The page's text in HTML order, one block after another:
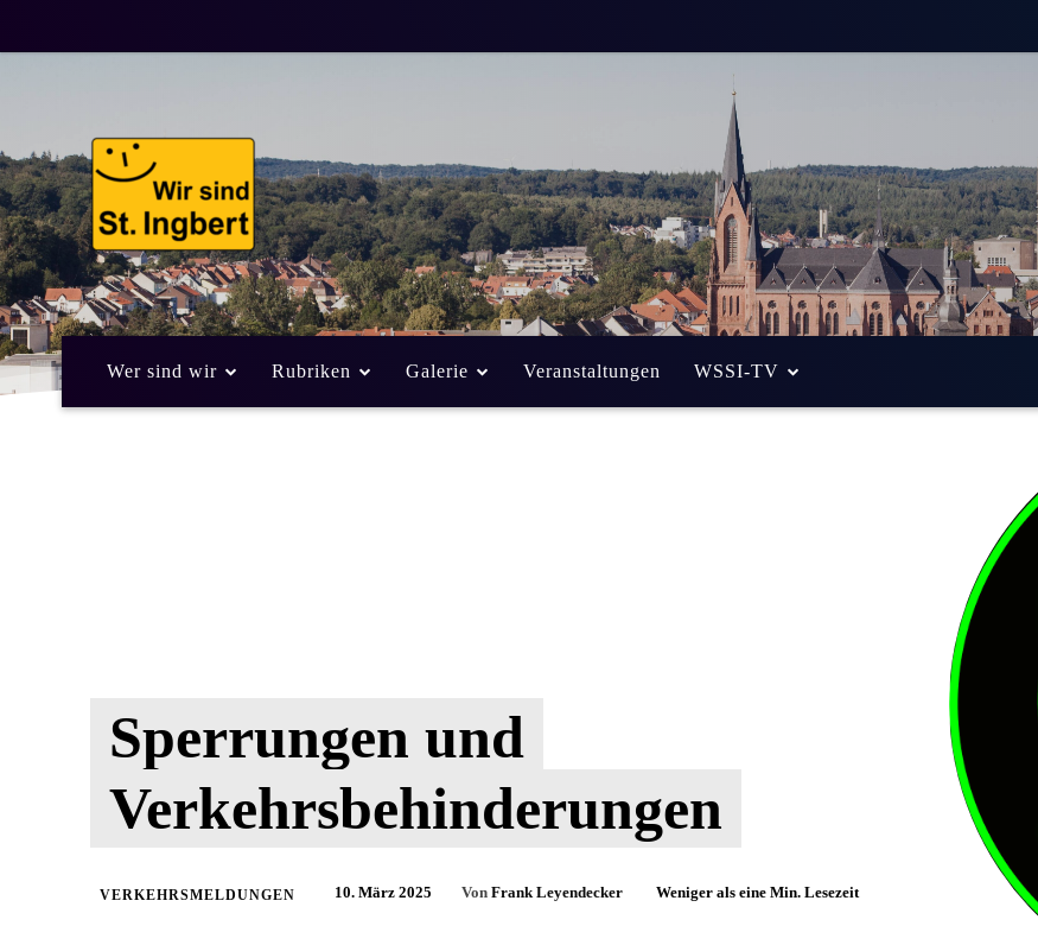
Wer sind wir Rubriken Galerie Veranstaltungen WSSI-TV
Sperrungen und
Verkehrsbehinderungen
VERKEHRSMELDUNGEN 10. März 2025 Von Frank Leyendecker Weniger als eine Min. Lesezeit